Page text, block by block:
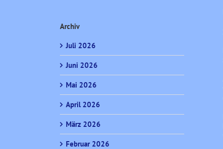
Archiv
Juli 2026
Juni 2026
Mai 2026
April 2026
März 2026
Februar 2026